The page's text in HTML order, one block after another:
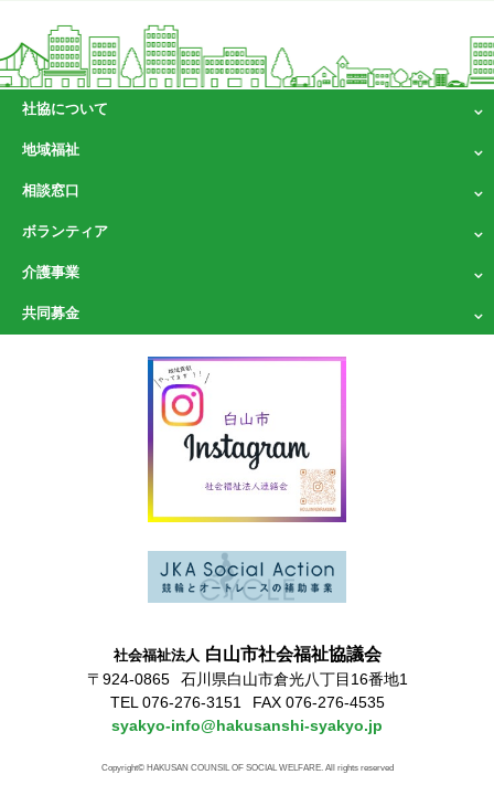
社協について
地域福祉
相談窓口
ボランティア
介護事業
共同募金
社会福祉法人 白山市社会福祉協議会
〒924-0865
石川県白山市倉光八丁目16番地1
TEL 076-276-3151
FAX 076-276-4535
syakyo-info@hakusanshi-syakyo.jp
Copyright© HAKUSAN COUNSIL OF SOCIAL WELFARE. All rights reserved